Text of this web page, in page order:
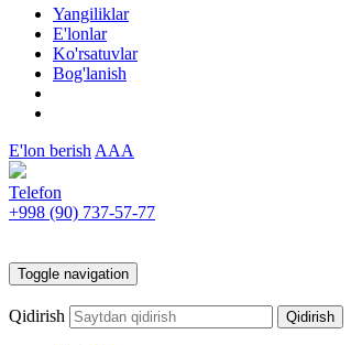
Yangiliklar
E'lonlar
Ko'rsatuvlar
Bog'lanish
E'lon berish AAA
Telefon
+998 (90) 737-57-77
Toggle navigation
Qidirish